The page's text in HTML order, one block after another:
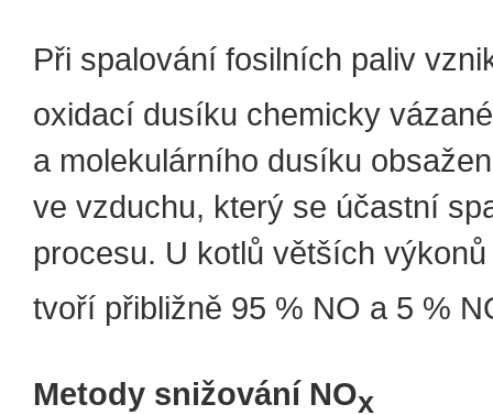
Při spalování fosilních paliv
oxidací dusíku chemicky
a molekulárního dusíku
ve vzduchu, který se účastní
procesu. U kotlů větších
tvoří přibližně 95 % NO a 5 %
Metody snižování NOx